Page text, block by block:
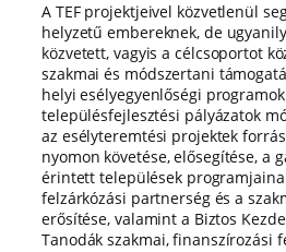
A TEF projektjeivel közvetlenül
helyzetű embereknek, de
közvetett, vagyis a célcsoportot
szakmai és módszertani
helyi esélyegyenlőségi
településfejlesztési pályázatok
az esélyteremtési projektek
nyomon követése, elősegítése, a
érintett települések
felzárkózási partnerség és a
erősítése, valamint a Biztos
Tanodák szakmai, finanszírozási